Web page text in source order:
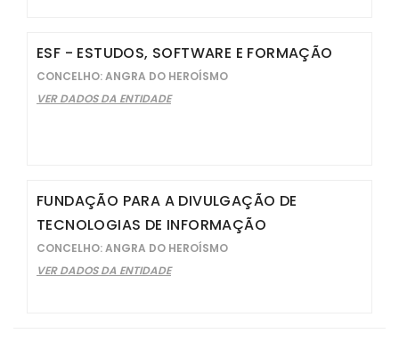
ESF - ESTUDOS, SOFTWARE E FORMAÇÃO
CONCELHO: ANGRA DO HEROÍSMO
VER DADOS DA ENTIDADE
FUNDAÇÃO PARA A DIVULGAÇÃO DE
TECNOLOGIAS DE INFORMAÇÃO
CONCELHO: ANGRA DO HEROÍSMO
VER DADOS DA ENTIDADE